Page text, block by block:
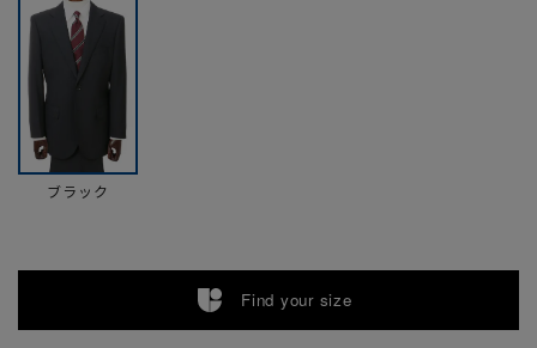
ブラック
Find your size